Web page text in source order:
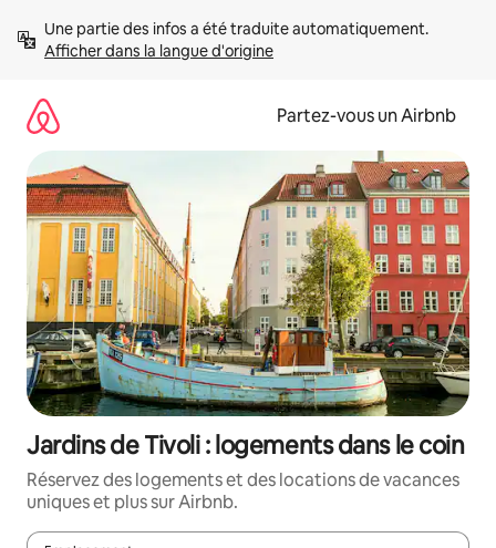
directement
Afficher dans la langue d'origine
Partez-vous un Airbnb
Jardins de Tivoli : logements dans le coin
Réservez des logements et des locations de vacances
uniques et plus sur Airbnb.